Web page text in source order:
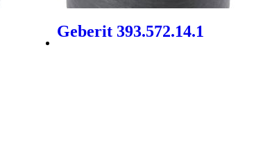
Geberit 393.572.14.1